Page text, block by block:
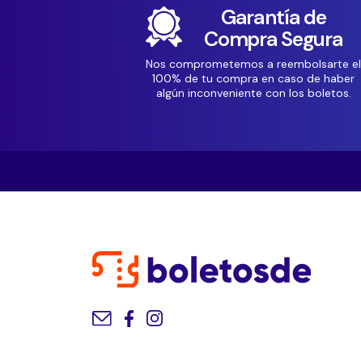
Garantía de
Compra Segura
Nos comprometemos a reembolsarte el
100% de tu compra en caso de haber
algún inconveniente con los boletos.